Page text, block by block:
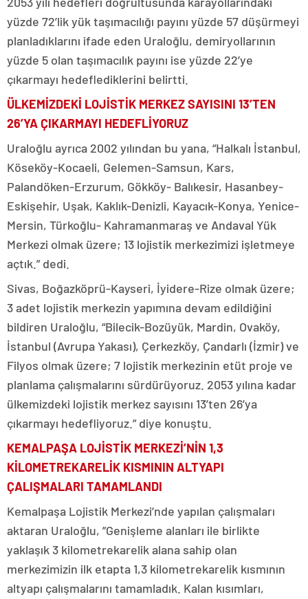
yüzde 72’lik yük taşımacılığı payını yüzde 57 düşürmeyi
planladıklarını ifade eden Uraloğlu, demiryollarının
yüzde 5 olan taşımacılık payını ise yüzde 22’ye
çıkarmayı hedeflediklerini belirtti.
ÜLKEMİZDEKİ LOJİSTİK MERKEZ SAYISINI 13’TEN
26’YA ÇIKARMAYI HEDEFLİYORUZ
Uraloğlu ayrıca 2002 yılından bu yana, “Halkalı İstanbul,
Köseköy-Kocaeli, Gelemen-Samsun, Kars,
Palandöken-Erzurum, Gökköy- Balıkesir, Hasanbey-
Eskişehir, Uşak, Kaklık-Denizli, Kayacık-Konya, Yenice-
Mersin, Türkoğlu- Kahramanmaraş ve Andaval Yük
Merkezi olmak üzere; 13 lojistik merkezimizi işletmeye
açtık.” dedi.
Sivas, Boğazköprü-Kayseri, İyidere-Rize olmak üzere;
3 adet lojistik merkezin yapımına devam edildiğini
bildiren Uraloğlu, “Bilecik-Bozüyük, Mardin, Ovaköy,
İstanbul (Avrupa Yakası), Çerkezköy, Çandarlı (İzmir) ve
Filyos olmak üzere; 7 lojistik merkezinin etüt proje ve
planlama çalışmalarını sürdürüyoruz. 2053 yılına kadar
ülkemizdeki lojistik merkez sayısını 13’ten 26’ya
çıkarmayı hedefliyoruz.” diye konuştu.
KEMALPAŞA LOJİSTİK MERKEZİ’NİN 1,3
KİLOMETREKARELİK KISMININ ALTYAPI
ÇALIŞMALARI TAMAMLANDI
Kemalpaşa Lojistik Merkezi’nde yapılan çalışmaları
aktaran Uraloğlu, ”Genişleme alanları ile birlikte
yaklaşık 3 kilometrekarelik alana sahip olan
merkezimizin ilk etapta 1,3 kilometrekarelik kısmının
altyapı çalışmalarını tamamladık. Kalan kısımları,